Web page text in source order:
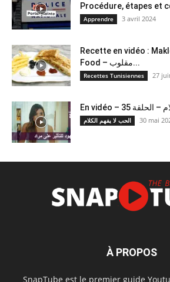
Procédure, étapes et
Apprendre 3 avril 2024
Recette en vidéo :
Food – مقلوب...
Recettes Tunisiennes 27
الحب لا يفهم الكلام 30 mai
À PROPOS
SnapTube est le premier guide